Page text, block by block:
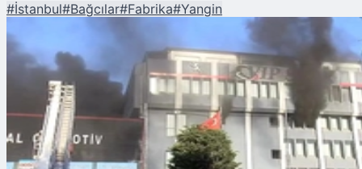
#İstanbul#Bağcılar#Fabrika#Yangin
Şu An Okunan
İstanbul Bağcılar'da Fabrikada Yangın